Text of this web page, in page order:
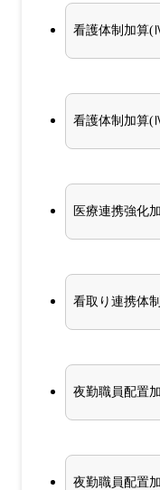
看護体制加算
看護体制加算
医療連携強化
看取り連携体
夜勤職員配置
夜勤職員配置